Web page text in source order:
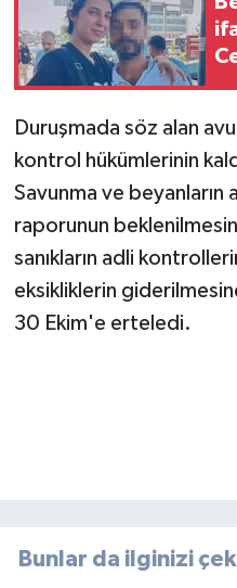
Duruşmada söz alan
kontrol hükümlerinin
Savunma ve beyanların
raporunun
sanıkların adli
eksikliklerin
30 Ekim'e erteledi.
Bunlar da ilginizi